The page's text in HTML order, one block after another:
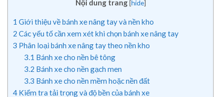
Nội dung trang [hide]
1 Giới thiệu về bánh xe nâng tay và nền kho
2 Các yếu tố cần xem xét khi chọn bánh xe nâng tay
3 Phân loại bánh xe nâng tay theo nền kho
3.1 Bánh xe cho nền bê tông
3.2 Bánh xe cho nền gạch men
3.3 Bánh xe cho nền mềm hoặc nền đất
4 Kiểm tra tải trọng và độ bền của bánh xe